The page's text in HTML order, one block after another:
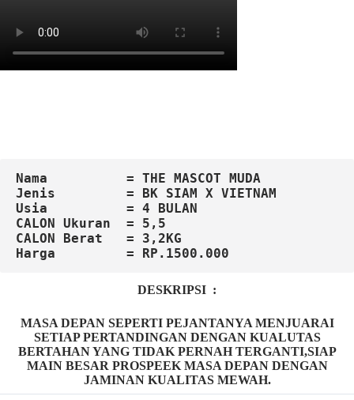
Nama          = THE MASCOT MUDA
Jenis         = BK SIAM X VIETNAM
Usia          = 4 BULAN
CALON Ukuran  = 5,5
CALON Berat   = 3,2KG
DESKRIPSI :
MASA DEPAN SEPERTI PEJANTANYA MENJUARAI
SETIAP PERTANDINGAN DENGAN KUALUTAS
BERTAHAN YANG TIDAK PERNAH TERGANTI,SIAP
MAIN BESAR PROSPEEK MASA DEPAN DENGAN
JAMINAN KUALITAS MEWAH.